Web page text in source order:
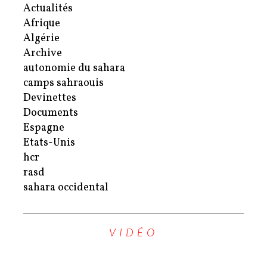
Actualités
Afrique
Algérie
Archive
autonomie du sahara
camps sahraouis
Devinettes
Documents
Espagne
Etats-Unis
hcr
rasd
sahara occidental
VIDÉO